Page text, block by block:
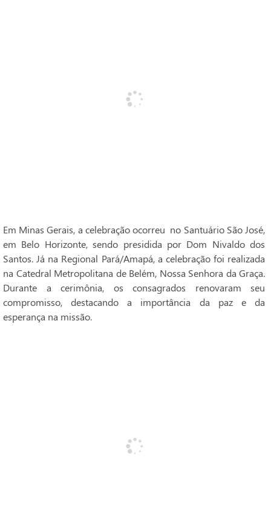
Em Minas Gerais, a celebração ocorreu no Santuário São José,
em Belo Horizonte, sendo presidida por Dom Nivaldo dos
Santos. Já na Regional Pará/Amapá, a celebração foi realizada
na Catedral Metropolitana de Belém, Nossa Senhora da Graça.
Durante a cerimônia, os consagrados renovaram seu
compromisso, destacando a importância da paz e da
esperança na missão.